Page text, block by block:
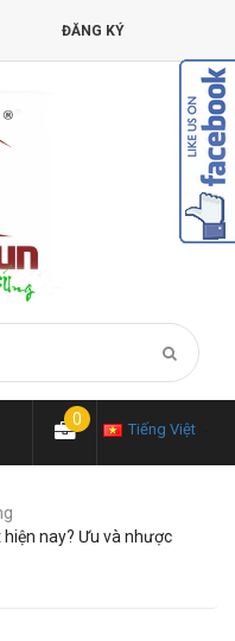
ĐĂNG KÝ
Tiếng Việt
0
nay? Ưu và nhược